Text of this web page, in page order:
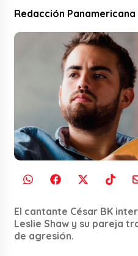
Redacción Panamericana
El cantante César BK
Leslie Shaw y su pareja
de agresión.